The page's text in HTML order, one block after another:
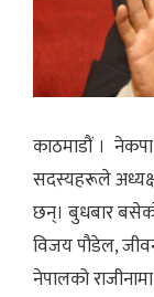
काठमाडौं ।
सदस्यहरूले
छन्। बुधबार
विजय पौडेल,
नेपालको